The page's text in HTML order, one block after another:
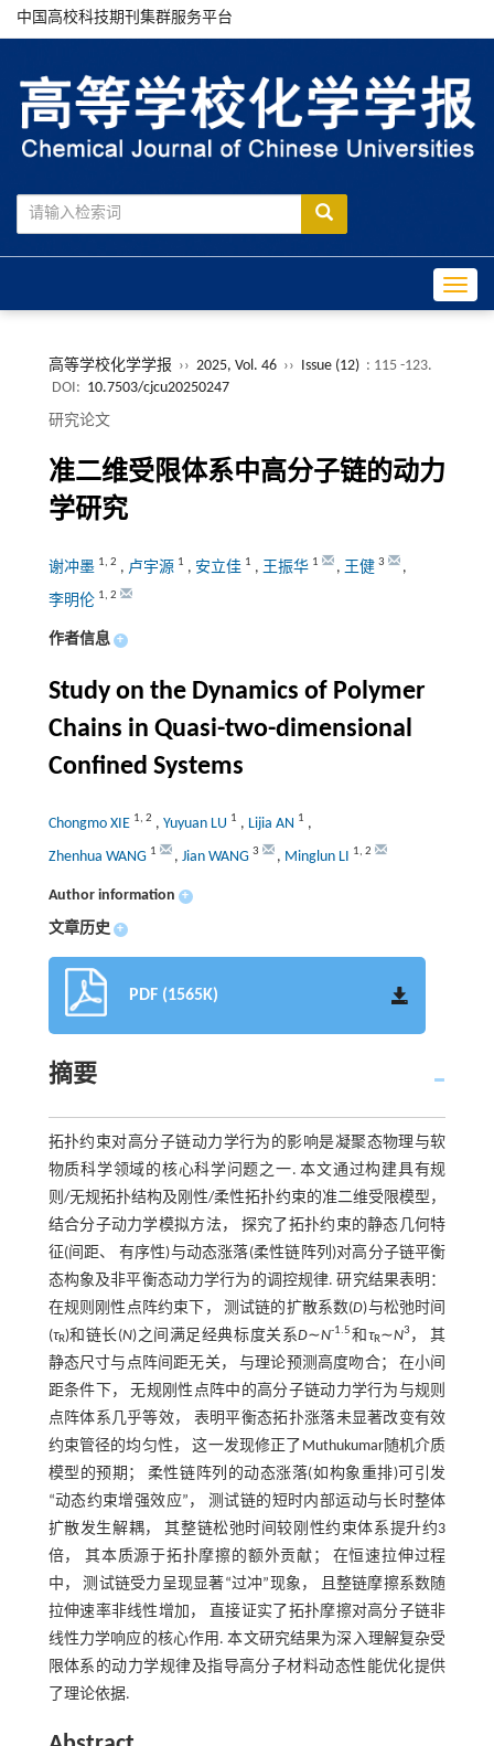
中国高校科技期刊集群服务平台
高等学校化学学报 ›› 2025, Vol. 46 ›› Issue (12) : 115 -123.
DOI: 10.7503/cjcu20250247
研究论文
准二维受限体系中高分子链的动力
学研究
谢冲墨 1, 2 , 卢宇源 1 , 安立佳 1 , 王振华 1 , 王健 3
,
李明伦 1, 2
作者信息 +
Study on the Dynamics of Polymer
Chains in Quasi-two-dimensional
Confined Systems
Chongmo XIE 1, 2 , Yuyuan LU 1 , Lijia AN 1 ,
Zhenhua WANG 1 , Jian WANG 3 , Minglun LI 1, 2
Author information +
文章历史 +
PDF (1565K)
摘要
拓扑约束对高分子链动力学行为的影响是凝聚态物理与软
物质科学领域的核心科学问题之一. 本文通过构建具有规
则/无规拓扑结构及刚性/柔性拓扑约束的准二维受限模型，
结合分子动力学模拟方法， 探究了拓扑约束的静态几何特
征(间距、 有序性)与动态涨落(柔性链阵列)对高分子链平衡
态构象及非平衡态动力学行为的调控规律. 研究结果表明：
在规则刚性点阵约束下， 测试链的扩散系数(D)与松弛时间
(τR)和链长(N)之间满足经典标度关系D∼N-1.5和 τR∼N3 ， 其
静态尺寸与点阵间距无关， 与理论预测高度吻合； 在小间
距条件下， 无规刚性点阵中的高分子链动力学行为与规则
点阵体系几乎等效， 表明平衡态拓扑涨落未显著改变有效
约束管径的均匀性， 这一发现修正了Muthukumar随机介质
模型的预期； 柔性链阵列的动态涨落(如构象重排)可引发
“动态约束增强效应”， 测试链的短时内部运动与长时整体
扩散发生解耦， 其整链松弛时间较刚性约束体系提升约3
倍， 其本质源于拓扑摩擦的额外贡献； 在恒速拉伸过程
中， 测试链受力呈现显著“过冲”现象， 且整链摩擦系数随
拉伸速率非线性增加， 直接证实了拓扑摩擦对高分子链非
线性力学响应的核心作用. 本文研究结果为深入理解复杂受
限体系的动力学规律及指导高分子材料动态性能优化提供
了理论依据.